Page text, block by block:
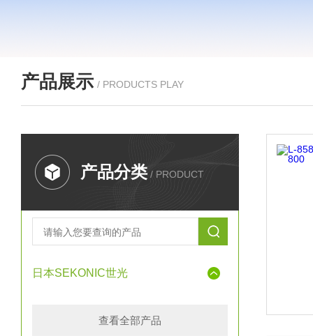
产品展示 / PRODUCTS PLAY
产品分类 / PRODUCT
日本SEKONIC世光
查看全部产品